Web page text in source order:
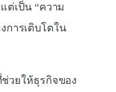
ต่เป็น “ความ
การเติบโตใน
ช่วยให้ธุรกิจของ